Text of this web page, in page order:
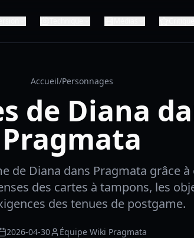
Accueil/Personnages
de Diana
Pragmata
de Diana dans Pragmata grâce
des cartes à tampons, les
des tenues de postgame.
2026-04-30 Équipe Wiki Pragmata